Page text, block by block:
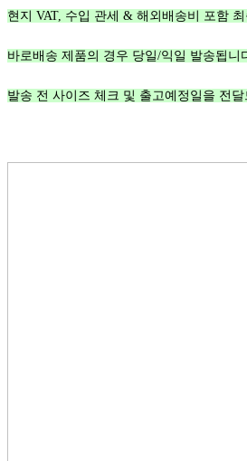
현지 VAT, 수입 관세 & 해외배송비 포함
바로배송 제품의 경우 당일/익일 발송됩니
발송 전 사이즈 체크 및 출고예정일을 전달